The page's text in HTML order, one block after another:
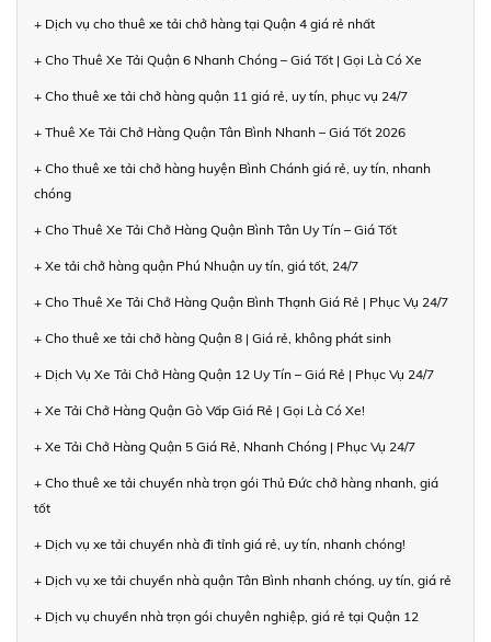
+ Dịch vụ cho thuê xe tải chở hàng tại Quận 4 giá rẻ nhất
+ Cho Thuê Xe Tải Quận 6 Nhanh Chóng – Giá Tốt | Gọi Là Có Xe
+ Cho thuê xe tải chở hàng quận 11 giá rẻ, uy tín, phục vụ 24/7
+ Thuê Xe Tải Chở Hàng Quận Tân Bình Nhanh – Giá Tốt 2026
+ Cho thuê xe tải chở hàng huyện Bình Chánh giá rẻ, uy tín, nhanh
chóng
+ Cho Thuê Xe Tải Chở Hàng Quận Bình Tân Uy Tín – Giá Tốt
+ Xe tải chở hàng quận Phú Nhuận uy tín, giá tốt, 24/7
+ Cho Thuê Xe Tải Chở Hàng Quận Bình Thạnh Giá Rẻ | Phục Vụ 24/7
+ Cho thuê xe tải chở hàng Quận 8 | Giá rẻ, không phát sinh
+ Dịch Vụ Xe Tải Chở Hàng Quận 12 Uy Tín – Giá Rẻ | Phục Vụ 24/7
+ Xe Tải Chở Hàng Quận Gò Vấp Giá Rẻ | Gọi Là Có Xe!
+ Xe Tải Chở Hàng Quận 5 Giá Rẻ, Nhanh Chóng | Phục Vụ 24/7
+ Cho thuê xe tải chuyển nhà trọn gói Thủ Đức chở hàng nhanh, giá
tốt
+ Dịch vụ xe tải chuyển nhà đi tỉnh giá rẻ, uy tín, nhanh chóng!
+ Dịch vụ xe tải chuyển nhà quận Tân Bình nhanh chóng, uy tín, giá rẻ
+ Dịch vụ chuyển nhà trọn gói chuyên nghiệp, giá rẻ tại Quận 12